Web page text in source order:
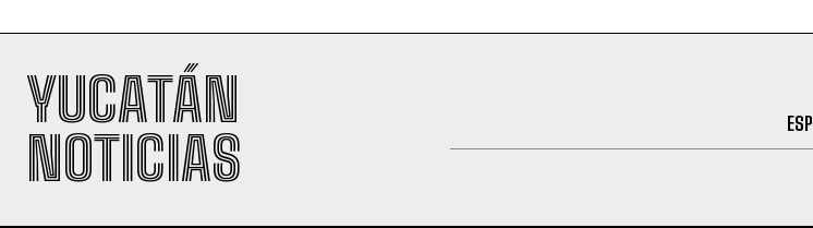
YUCATÁN
NOTICIAS